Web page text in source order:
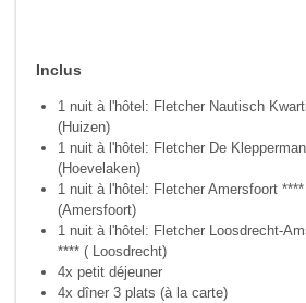
Inclus
1 nuit à l'hôtel: Fletcher Nautisch
(Huizen)
1 nuit à l'hôtel: Fletcher De
(Hoevelaken)
1 nuit à l'hôtel: Fletcher Amersfoort ****
(Amersfoort)
1 nuit à l'hôtel: Fletcher Loosdrecht-
**** ( Loosdrecht)
4x petit déjeuner
4x dîner 3 plats (à la carte)